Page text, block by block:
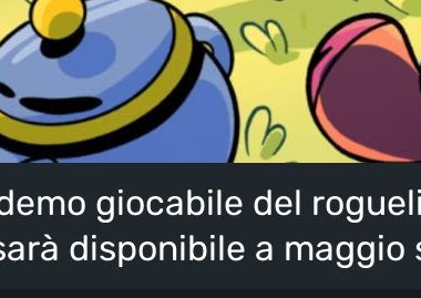
giocabile del
disponibile a maggio